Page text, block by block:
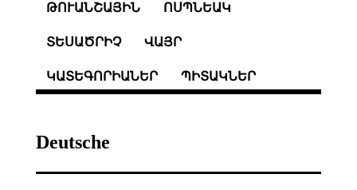
ԹՈՒԱՆՇԱՅԻՆ ՈՍՊՆԵԱԿ
ՏԵՍԱԾՐԻՉ ՎԱՅՐ
ԿԱՏԵԳՈՐԻԱՆԵՐ ՊԻՏԱԿՆԵՐ
Deutsche